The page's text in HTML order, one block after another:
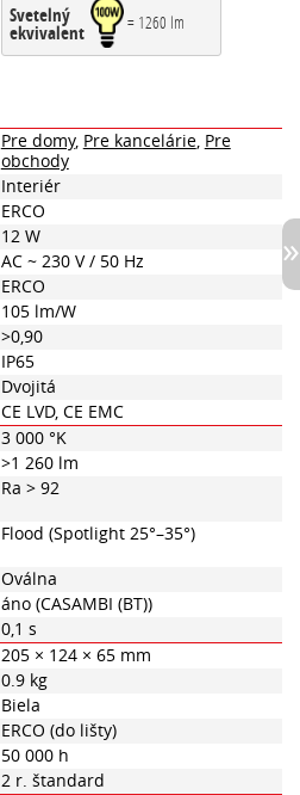
Svetelný
ekvivalent = 1260 lm
Pre domy, Pre kancelárie, Pre
obchody
Interiér
ERCO
12 W
AC ~ 230 V / 50 Hz
ERCO
105 lm/W
>0,90
IP65
Dvojitá
CE LVD, CE EMC
3 000 °K
>1 260 lm
Ra > 92
Flood (Spotlight 25°–35°)
Oválna
áno (CASAMBI (BT))
0,1 s
205 × 124 × 65 mm
0.9 kg
Biela
ERCO (do lišty)
50 000 h
2 r. štandard